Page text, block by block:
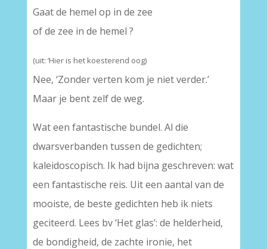
Gaat de hemel op in de zee
of de zee in de hemel ?
(uit: ‘Hier is het koesterend oog)
Nee, ‘Zonder verten kom je niet verder.’
Maar je bent zelf de weg.
Wat een fantastische bundel. Al die
dwarsverbanden tussen de gedichten;
kaleidoscopisch. Ik had bijna geschreven: wat
een fantastische reis. Uit een aantal van de
mooiste, de beste gedichten heb ik niets
geciteerd. Lees bv ‘Het glas’: de helderheid,
de bondigheid, de zachte ironie, het